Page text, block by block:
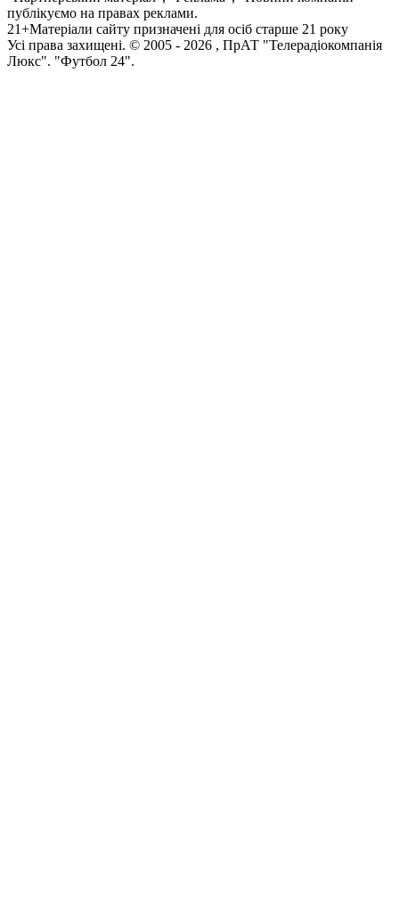
публікуємо на правах реклами.
21+Матеріали сайту призначені для осіб старше 21 року
Усi права захищенi. © 2005 - 2026 , ПрАТ "Телерадіокомпанія
Люкс". "Футбол 24".